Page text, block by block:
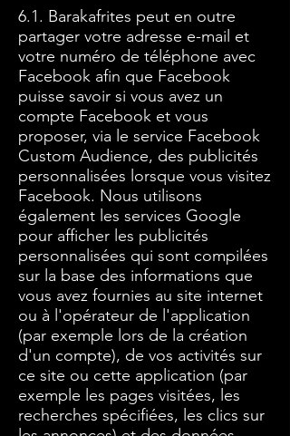
6.1. Barakafrites peut en outre
partager votre adresse e-mail et
votre numéro de téléphone avec
Facebook afin que Facebook
puisse savoir si vous avez un
compte Facebook et vous
proposer, via le service Facebook
Custom Audience, des publicités
personnalisées lorsque vous visitez
Facebook. Nous utilisons
également les services Google
pour afficher les publicités
personnalisées qui sont compilées
sur la base des informations que
vous avez fournies au site internet
ou à l'opérateur de l'application
(par exemple lors de la création
d'un compte), de vos activités sur
ce site ou cette application (par
exemple les pages visitées, les
recherches spécifiées, les clics sur